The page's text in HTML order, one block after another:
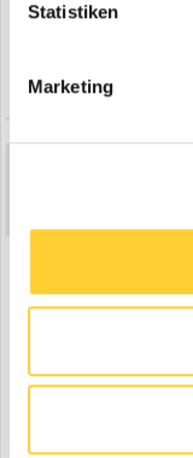
Statistiken
Marketing
Zitieren
Scania S650 mit